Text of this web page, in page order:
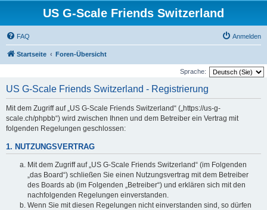
US G-Scale Friends Switzerland
FAQ Anmelden
Startseite Foren-Übersicht
Sprache:
US G-Scale Friends Switzerland - Registrierung
Mit dem Zugriff auf „US G-Scale Friends Switzerland“ („https://us-g-
scale.ch/phpbb“) wird zwischen Ihnen und dem Betreiber ein Vertrag mit
folgenden Regelungen geschlossen:
1. NUTZUNGSVERTRAG
Mit dem Zugriff auf „US G-Scale Friends Switzerland“ (im Folgenden
„das Board“) schließen Sie einen Nutzungsvertrag mit dem Betreiber
des Boards ab (im Folgenden „Betreiber“) und erklären sich mit den
nachfolgenden Regelungen einverstanden.
Wenn Sie mit diesen Regelungen nicht einverstanden sind, so dürfen